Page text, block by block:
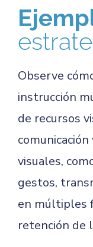
Observe
instrucción
de recursos
visuales,
gestos,
en múltiples
retención de